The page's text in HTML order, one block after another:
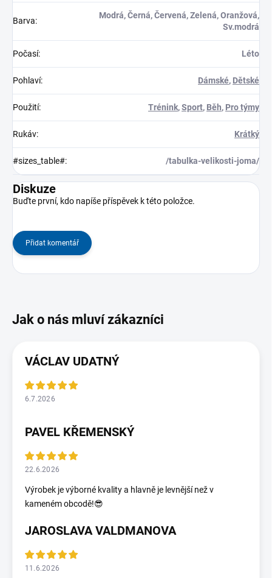
Barva:
Modrá, Černá, Červená, Zelená, Oranžová,
Sv.modrá
Počasí: Léto
Pohlaví: Dámské, Dětské
Použití: Trénink,Sport, Běh, Pro týmy
Rukáv: Krátký
#sizes_table#: /tabulka-velikosti-joma/
Diskuze
Buďte první, kdo napíše příspěvek k této položce.
Přidat komentář
VÁCLAV UDATNÝ
6.7.2026
PAVEL KŘEMENSKÝ
22.6.2026
Výrobek je výborné kvality a hlavně je levnější než v
kameném obcodě!😎
JAROSLAVA VALDMANOVA
11.6.2026